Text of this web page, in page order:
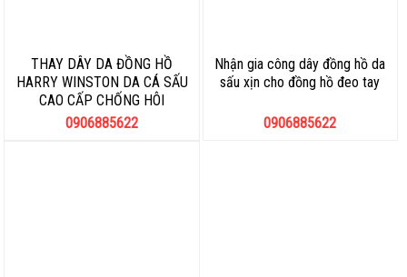
THAY DÂY DA ĐỒNG HỒ
HARRY WINSTON DA CÁ SẤU
CAO CẤP CHỐNG HÔI
0906885622
Nhận gia công dây đồng hồ da
sấu xịn cho đồng hồ đeo tay
0906885622